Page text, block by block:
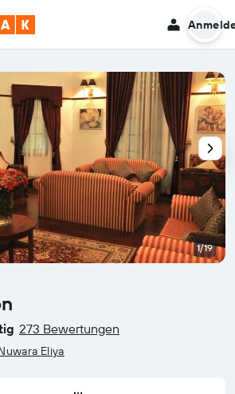
273 Bewertungen
Eliya
1/19